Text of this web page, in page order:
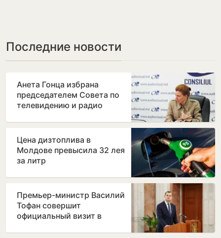
Последние новости
Анета Гонца избрана
председателем Совета по
телевидению и радио
Вицу
Цена дизтоплива в
Молдове превысила 32 лея
за литр
Премьер-министр Василий
Тофан совершит
официальный визит в